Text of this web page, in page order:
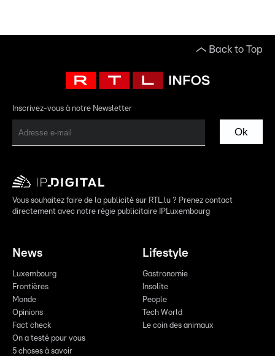
Back to Top
Inscrivez-vous à notre Newsletter
Ok
Vous souhaitez faire de la publicité sur RTL.lu ? Prenez contact
directement avec notre régie publicitaire IPLuxembourg
News
Luxembourg
Frontières
Monde
Opinions
Fact check
On a testé pour vous
5 choses à savoir
Lifestyle
Gastronomie
Insolite
People
Tech World
Le coin des animaux